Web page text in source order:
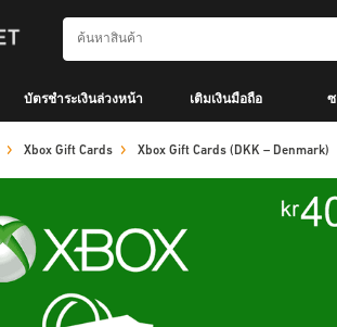
บัตรชำระเงินล่วงหน้า เติมเงินมือถือ
Xbox Gift Cards Xbox Gift Cards (DKK – Denmark)